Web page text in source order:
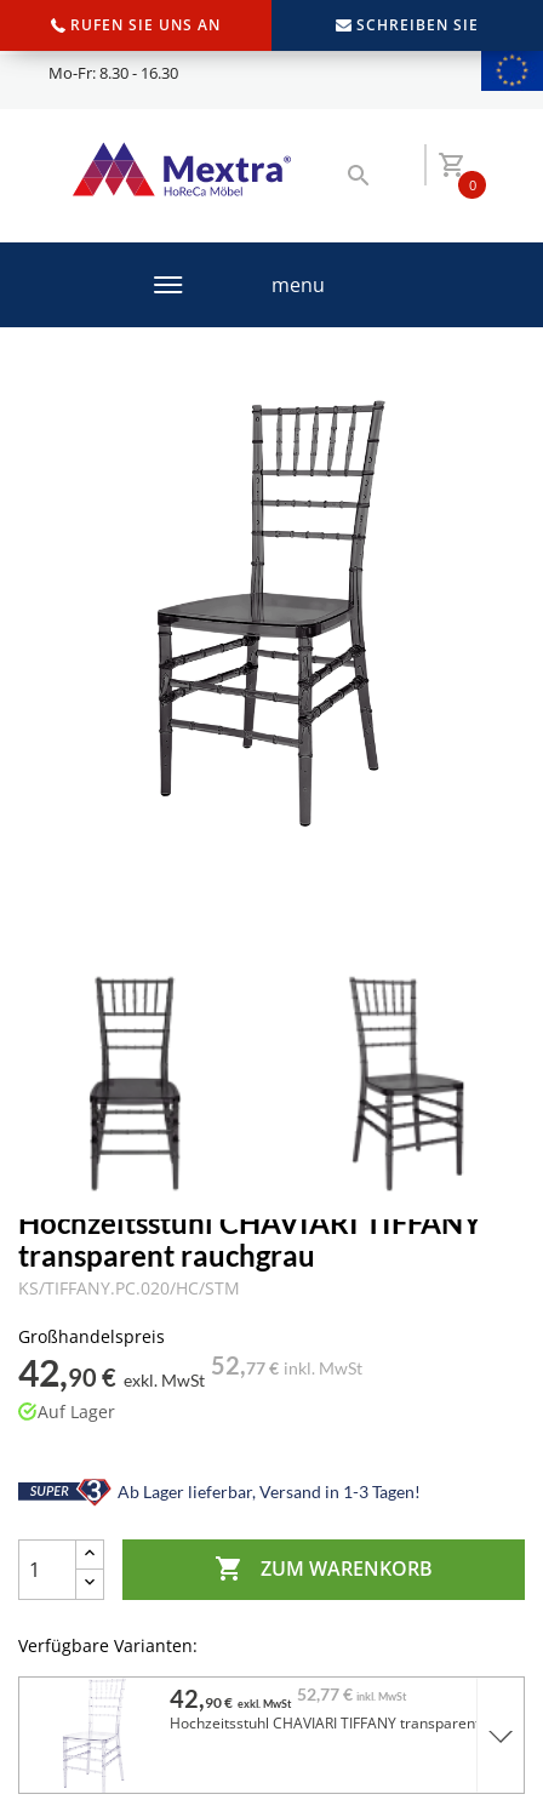
RUFEN SIE UNS AN SCHREIBEN SIE
Mo-Fr: 8.30 - 16.30
0
menu
Hochzeitsstuhl CHAVIARI TIFFANY
transparent rauchgrau
KS/TIFFANY.PC.020/HC/STM
Großhandelspreis
42,90 € exkl. MwSt
52,77 € inkl. MwSt
Auf Lager
Ab Lager lieferbar, Versand in 1-3 Tagen!
 ZUM WARENKORB
Verfügbare Varianten:
42,90 € exkl. MwSt 52,77 € inkl. MwSt
Hochzeitsstuhl CHAVIARI TIFFANY transparent